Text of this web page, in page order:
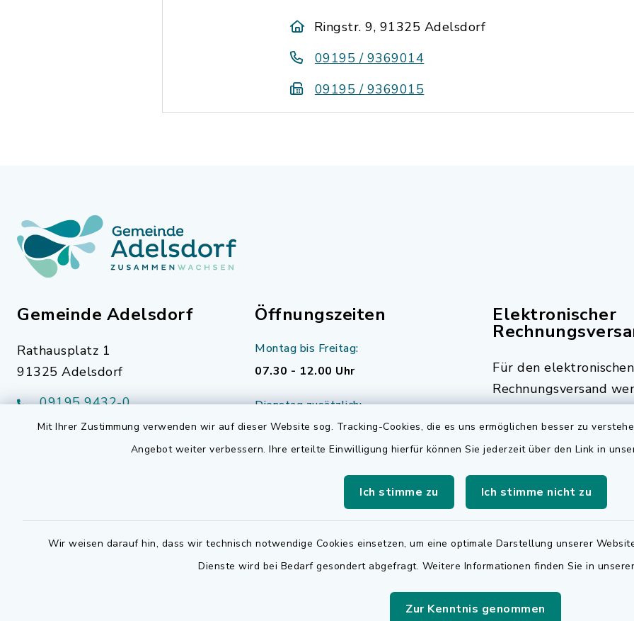
Mit Ihrer Zustimmung verwenden wir auf dieser Website sog. Tracking-Cookies, die es uns ermöglichen besser zu
Angebot weiter verbessern. Ihre erteilte Einwilligung hierfür können Sie jederzeit über den Link in
Ich stimme zu Ich stimme nicht zu
Wir weisen darauf hin, dass wir technisch notwendige Cookies einsetzen, um eine optimale Darstellung unserer
Dienste wird bei Bedarf gesondert abgefragt. Weitere Informationen finden Sie in
Zur Kenntnis genommen
Ringstr. 9, 91325 Adelsdorf
09195 / 9369014
09195 / 9369015
Gemeinde Adelsdorf
Rathausplatz 1
91325 Adelsdorf
09195 9432-0
09195 9432-190
gemeinde@adelsdorf.de
Öffnungszeiten
Montag bis Freitag:
07.30 - 12.00 Uhr
Dienstag zusätzlich:
14.30 - 16.30 Uhr
Technischer Notfalldienst
0800 9193 9195
Elektronischer
Für den elektronischen
Rechnungsversand
sich bitte an